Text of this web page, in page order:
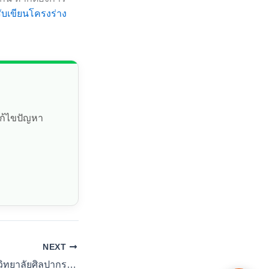
เขียนโครงร่าง
ไขปัญหา
NEXT
ศูนย์รับทำวิจัย มหาวิทยาลัยศิลปากร รับทำวิทยานิพนธ์ ทุกวิทยาเขต จบไว